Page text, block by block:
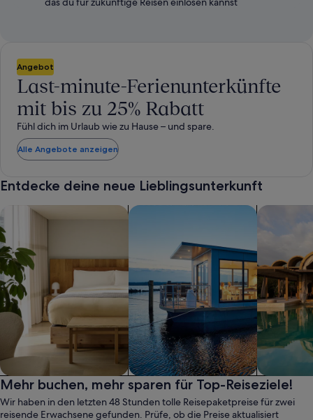
Angebot
Last-minute-Ferienunterkünfte
mit bis zu 25% Rabatt
Fühl dich im Urlaub wie zu Hause – und spare.
Alle Angebote anzeigen
Entdecke deine neue Lieblingsunterkunft
Aparthotel
Suche nach Aparthotels
Hausboot
Suche nach Hausbooten
Resort
Suche
Mehr buchen, mehr sparen für Top-Reiseziele!
Wir haben in den letzten 48 Stunden tolle Reisepaketpreise für zwei
reisende Erwachsene gefunden. Prüfe, ob die Preise aktualisiert